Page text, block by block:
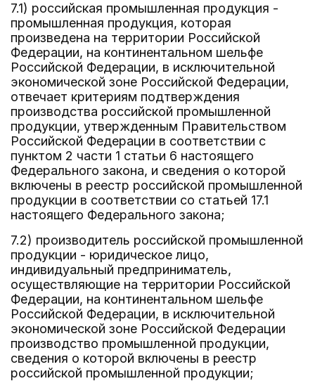
7.1) российская промышленная продукция -
промышленная продукция, которая
произведена на территории Российской
Федерации, на континентальном шельфе
Российской Федерации, в исключительной
экономической зоне Российской Федерации,
отвечает критериям подтверждения
производства российской промышленной
продукции, утвержденным Правительством
Российской Федерации в соответствии с
пунктом 2 части 1 статьи 6 настоящего
Федерального закона, и сведения о которой
включены в реестр российской промышленной
продукции в соответствии со статьей 17.1
настоящего Федерального закона;
7.2) производитель российской промышленной
продукции - юридическое лицо,
индивидуальный предприниматель,
осуществляющие на территории Российской
Федерации, на континентальном шельфе
Российской Федерации, в исключительной
экономической зоне Российской Федерации
производство промышленной продукции,
сведения о которой включены в реестр
российской промышленной продукции;